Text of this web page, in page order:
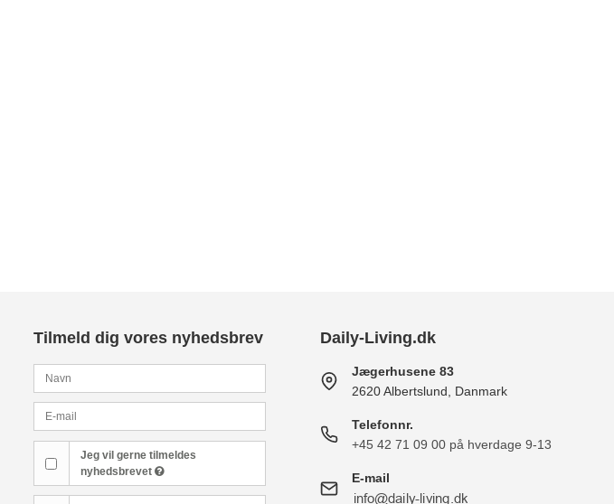
Tilmeld dig vores nyhedsbrev
Jeg vil gerne tilmeldes
nyhedsbrevet
Daily-Living.dk
Jægerhusene 83
2620 Albertslund, Danmark
Telefonnr.
+45 42 71 09 00 på hverdage 9-13
E-mail